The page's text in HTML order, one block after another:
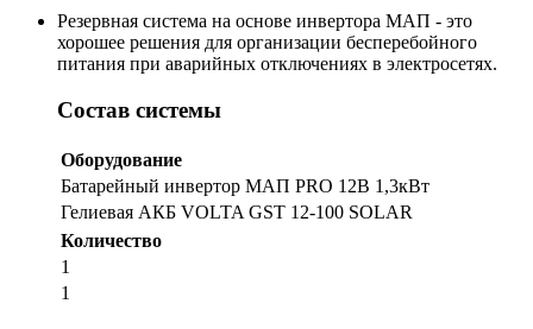
Резервная система на основе инвертора МАП - это
хорошее решения для организации бесперебойного
питания при аварийных отключениях в электросетях.
Состав системы
Оборудование
Батарейный инвертор МАП PRO 12В 1,3кВт
Гелиевая АКБ VOLTA GST 12-100 SOLAR
Количество
1
1